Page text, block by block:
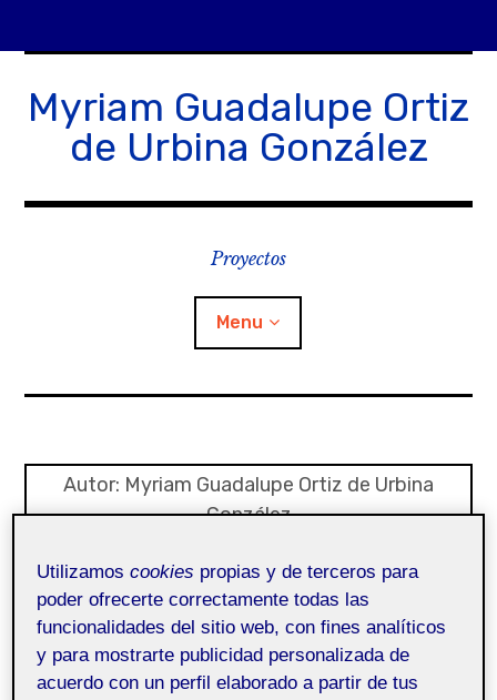
content
Myriam Guadalupe Ortiz
de Urbina González
Proyectos
Menu
Entrada de incidencias o sugerencias
Autor: Myriam Guadalupe Ortiz de Urbina
González
Utilizamoscookies propias y de terceros para
poder ofrecerte correctamente todas las
funcionalidades del sitio web, con fines analíticos
y para mostrarte publicidad personalizada de
acuerdo con un perfil elaborado a partir de tus